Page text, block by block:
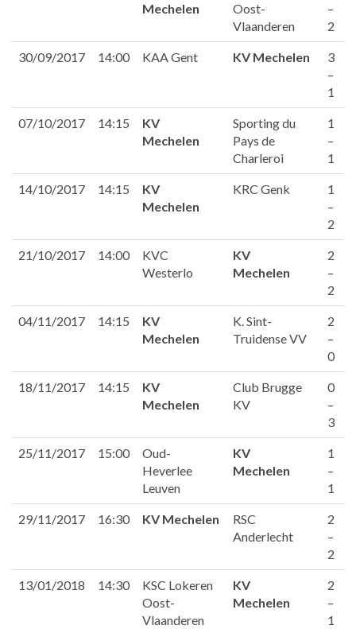
Mechelen
Oost-
Vlaanderen
–
2
30/09/2017 14:00 KAA Gent KV Mechelen
3
–
1
07/10/2017 14:15
KV
Mechelen
Sporting du
Pays de
Charleroi
1
–
1
14/10/2017 14:15
KV
Mechelen
KRC Genk
1
–
2
21/10/2017 14:00
KVC
Westerlo
KV
Mechelen
2
–
2
04/11/2017 14:15
KV
Mechelen
K. Sint-
Truidense VV
2
–
0
18/11/2017 14:15
KV
Mechelen
Club Brugge
KV
0
–
3
25/11/2017 15:00
Oud-
Heverlee
Leuven
KV
Mechelen
1
–
1
29/11/2017 16:30 KV Mechelen
RSC
Anderlecht
2
–
2
13/01/2018 14:30
KSC Lokeren
Oost-
Vlaanderen
KV
Mechelen
2
–
1